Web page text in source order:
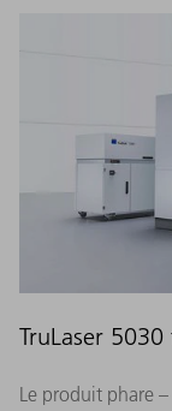
TruLaser
Le produit phare